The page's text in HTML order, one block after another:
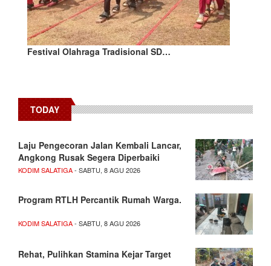
Festival Olahraga Tradisional SD…
TODAY
Laju Pengecoran Jalan Kembali Lancar,
Angkong Rusak Segera Diperbaiki
KODIM SALATIGA- SABTU, 8 AGU 2026
Program RTLH Percantik Rumah Warga.
KODIM SALATIGA- SABTU, 8 AGU 2026
Rehat, Pulihkan Stamina Kejar Target